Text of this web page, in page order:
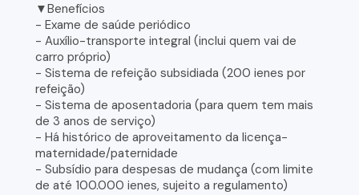
▼Benefícios
- Exame de saúde periódico
- Auxílio-transporte integral (inclui quem vai de
carro próprio)
- Sistema de refeição subsidiada (200 ienes por
refeição)
- Sistema de aposentadoria (para quem tem mais
de 3 anos de serviço)
- Há histórico de aproveitamento da licença-
maternidade/paternidade
- Subsídio para despesas de mudança (com limite
de até 100.000 ienes, sujeito a regulamento)